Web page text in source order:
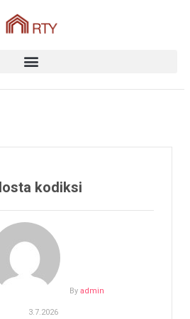
kodiksi
Byadmin
3.7.2026